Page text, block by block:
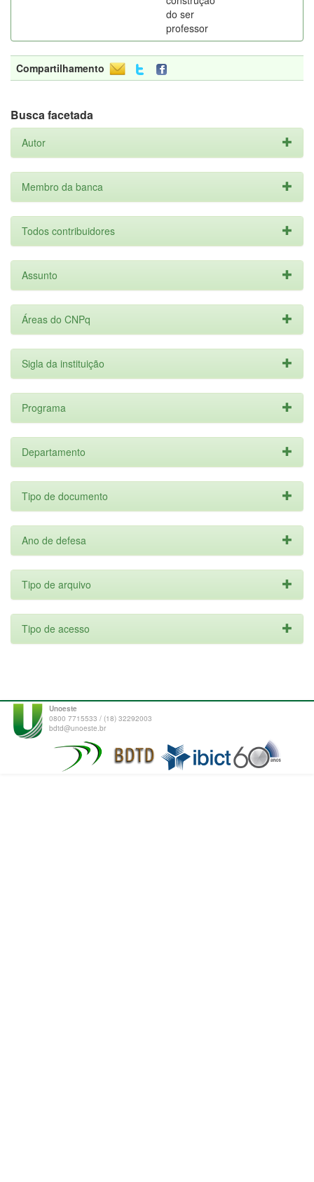
do ser
professor
Compartilhamento
Busca facetada
Autor
Membro da banca
Todos contribuidores
Assunto
Áreas do CNPq
Sigla da instituição
Programa
Departamento
Tipo de documento
Ano de defesa
Tipo de arquivo
Tipo de acesso
Unoeste
0800 7715533 / (18) 32292003
bdtd@unoeste.br